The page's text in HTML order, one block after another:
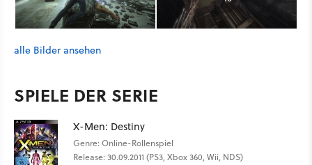
alle Bilder ansehen
SPIELE DER SERIE
X-Men: Destiny
Genre: Online-Rollenspiel
Release: 30.09.2011 (PS3, Xbox 360, Wii, NDS)